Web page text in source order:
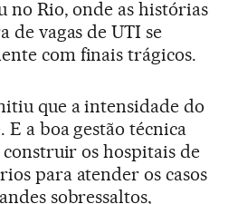
no Rio, onde as histórias
de vagas de UTI se
com finais trágicos.
que a intensidade do
a boa gestão técnica
os hospitais de
para atender os casos
sobressaltos,